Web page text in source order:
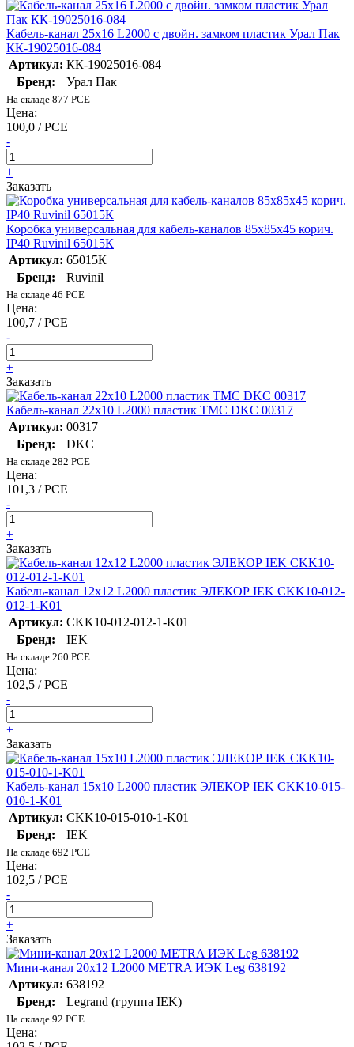
Кабель-канал 25х16 L2000 с двойн. замком пластик Урал Пак
КК-19025016-084
Артикул: КК-19025016-084
Бренд:
Урал Пак
На складе 877 PCE
Цена:
100,0 / PCE
-
+
Заказать
Коробка универсальная для кабель-каналов 85х85х45 корич.
IP40 Ruvinil 65015К
Артикул: 65015К
Бренд:
Ruvinil
На складе 46 PCE
Цена:
100,7 / PCE
-
+
Заказать
Кабель-канал 22х10 L2000 пластик TMC DKC 00317
Артикул: 00317
Бренд:
DKC
На складе 282 PCE
Цена:
101,3 / PCE
-
+
Заказать
Кабель-канал 12х12 L2000 пластик ЭЛЕКОР IEK CKK10-012-
012-1-K01
Артикул: CKK10-012-012-1-K01
Бренд:
IEK
На складе 260 PCE
Цена:
102,5 / PCE
-
+
Заказать
Кабель-канал 15х10 L2000 пластик ЭЛЕКОР IEK CKK10-015-
010-1-K01
Артикул: CKK10-015-010-1-K01
Бренд:
IEK
На складе 692 PCE
Цена:
102,5 / PCE
-
+
Заказать
Мини-канал 20х12 L2000 METRA ИЭК Leg 638192
Артикул: 638192
Бренд:
Legrand (группа IEK)
На складе 92 PCE
Цена: